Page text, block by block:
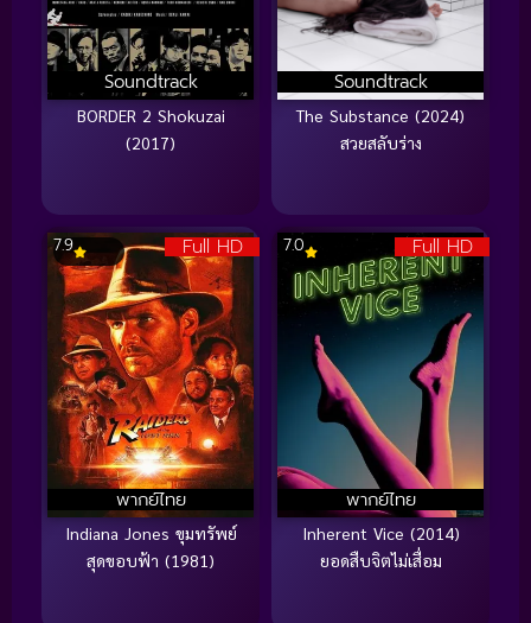
Soundtrack
BORDER 2 Shokuzai
(2017)
Soundtrack
The Substance (2024)
สวยสลับร่าง
Full HD
พากย์ไทย
7.9
Indiana Jones ขุมทรัพย์
สุดขอบฟ้า (1981)
Full HD
พากย์ไทย
7.0
Inherent Vice (2014)
ยอดสืบจิตไม่เสื่อม